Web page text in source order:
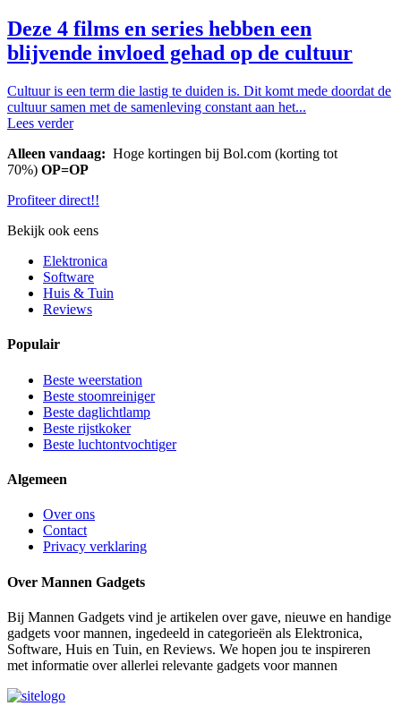
Deze 4 films en series hebben een
blijvende invloed gehad op de cultuur
Cultuur is een term die lastig te duiden is. Dit komt mede doordat de
cultuur samen met de samenleving constant aan het...
Lees verder
Alleen vandaag: Hoge kortingen bij Bol.com (korting tot
70%) OP=OP
Profiteer direct!!
Bekijk ook eens
Elektronica
Software
Huis & Tuin
Reviews
Populair
Beste weerstation
Beste stoomreiniger
Beste daglichtlamp
Beste rijstkoker
Beste luchtontvochtiger
Algemeen
Over ons
Contact
Privacy verklaring
Over Mannen Gadgets
Bij Mannen Gadgets vind je artikelen over gave, nieuwe en handige
gadgets voor mannen, ingedeeld in categorieën als Elektronica,
Software, Huis en Tuin, en Reviews. We hopen jou te inspireren
met informatie over allerlei relevante gadgets voor mannen